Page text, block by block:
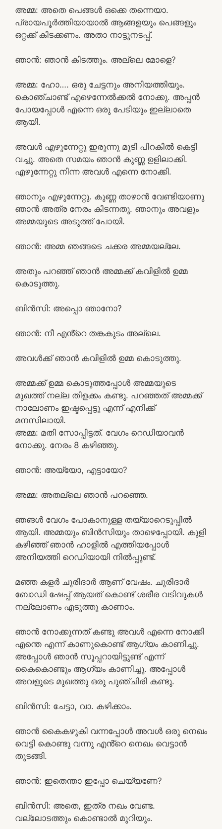
അമ്മ: അതെ പെങ്ങൾ ഒക്കെ തന്നെയാ.
പ്രായപൂർത്തിയായാൽ ആങ്ങളയും പെങ്ങളും
ഒറ്റക്ക് കിടക്കണം. അതാ നാട്ടുനടപ്പ്.
ഞാൻ: ഞാൻ കിടത്തും. അല്ലെ മോളെ?
അമ്മ: ഹോ…. ഒരു ചേട്ടനും അനിയത്തിയും.
കൊഞ്ചാണ്ട് എഴെന്നേൽക്കൽ നോക്കു. അപ്പൻ
പോയപ്പോൾ എന്നെ ഒരു പേടിയും ഇല്ലാതെ
ആയി.
അവൾ എഴുന്നേറ്റു ഇരുന്നു മുടി പിറകിൽ കെട്ടി
വച്ചു. അതെ സമയം ഞാൻ കുണ്ണ ഉളിലാക്കി.
എഴുന്നേറ്റു നിന്ന അവൾ എന്നെ നോക്കി.
ഞാനും എഴുന്നേറ്റു. കുണ്ണ താഴാൻ വേണ്ടിയാണു
ഞാൻ അത്ര നേരം കിടന്നതു. ഞാനും അവളും
അമ്മയുടെ അടുത്ത് പോയി.
ഞാൻ: അമ്മ ഞങ്ങടെ ചക്കര അമ്മയല്ലേ.
അതും പറഞ്ഞ് ഞാൻ അമ്മക്ക് കവിളിൽ ഉമ്മ
കൊടുത്തു.
ബിൻസി: അപ്പൊ ഞാനോ?
ഞാൻ: നീ എൻ്റെ തങ്കകുടം അല്ലെ.
അവൾക്ക് ഞാൻ കവിളിൽ ഉമ്മ കൊടുത്തു.
അമ്മക്ക് ഉമ്മ കൊടുത്തപ്പോൾ അമ്മയുടെ
മുഖത്ത് നല്ല തിളക്കം കണ്ടു. പറഞ്ഞത് അമ്മക്ക്
നാലോണം ഇഷ്ടപ്പെട്ടു എന്ന് എനിക്ക്
മനസിലായി.
അമ്മ: മതി സോപ്പിട്ടത്. വേഗം റെഡിയാവൻ
നോക്കു. നേരം 8 കഴിഞ്ഞു.
ഞാൻ: അയ്യോ, എട്ടായോ?
അമ്മ: അതല്ലെ ഞാൻ പറഞ്ഞെ.
ഞങൾ വേഗം പോകാനുള്ള തയ്യാറെടുപ്പിൽ
ആയി. അമ്മയും ബിൻസിയും താഴെപ്പോയി. കുളി
കഴിഞ്ഞ് ഞാൻ ഹാളിൽ എത്തിയപ്പോൾ
അനിയത്തി റെഡിയായി നിൽപ്പുണ്ട്.
മഞ്ഞ കളർ ചുരിദാർ ആണ് വേഷം. ചുരിദാർ
ബോഡി ഷേപ്പ് ആയത് കൊണ്ട് ശരീര വടിവുകൾ
നല്ലോണം എടുത്തു കാണാം.
ഞാൻ നോക്കുന്നത് കണ്ടു അവൾ എന്നെ നോക്കി
എന്തെ എന്ന് കാണുകൊണ്ട് ആഗ്യം കാണിച്ചു.
അപ്പോൾ ഞാൻ സൂപ്പറായിട്ടുണ്ട് എന്ന്
കൈകൊണ്ടും ആഗ്യം കാണിച്ചു. അപ്പോൾ
അവളുടെ മുഖത്തു ഒരു പുഞ്ചിരി കണ്ടു.
ബിൻസി: ചേട്ടാ, വാ. കഴിക്കാം.
ഞാൻ കൈകഴുകി വന്നപ്പോൾ അവൾ ഒരു നെഖം
വെട്ടി കൊണ്ടു വന്നു എൻ്റെ നെഖം വെട്ടാൻ
തുടങ്ങി.
ഞാൻ: ഇതെന്താ ഇപ്പോ ചെയ്യണേ?
ബിൻസി: അതെ, ഇത്ര നഖം വേണ്ട.
വല്ലോടത്തും കൊണ്ടാൽ മുറിയും.